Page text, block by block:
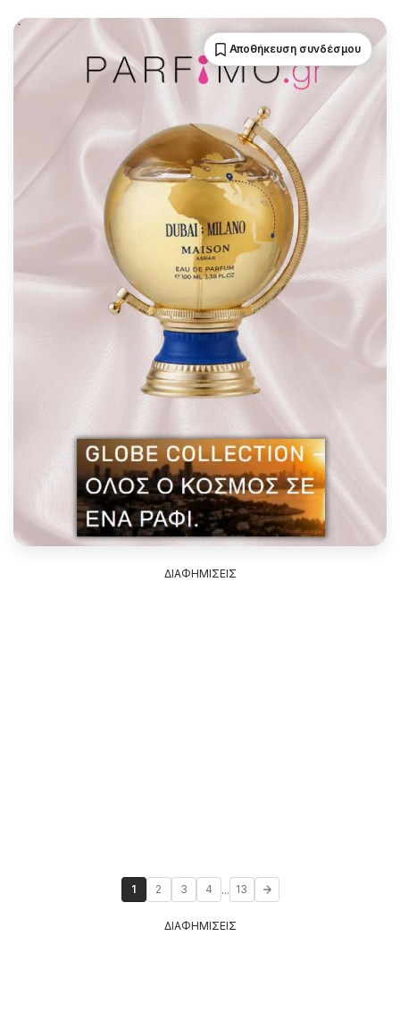
Αποθήκευση συνδέσμου
ΔΙΑΦΗΜΙΣΕΙΣ
1 2 3 4 ... 13
ΔΙΑΦΗΜΙΣΕΙΣ